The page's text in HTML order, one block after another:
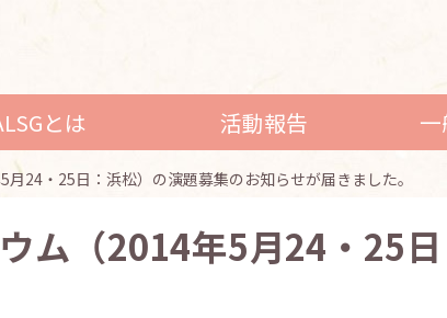
とは 活動報告
24・25日：浜松）の演題募集のお知らせが届きました。
ム（2014年5月24・25